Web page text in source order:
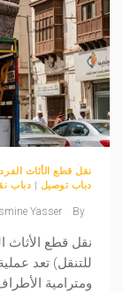
نقل قطع الأثاث
دباب توصيل
دباب
By
Yasser
نقل قطع الأثاث
للتنقل) تعد
ومترامية